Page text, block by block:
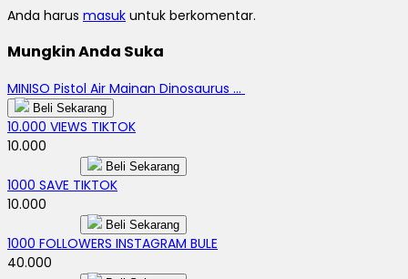
Anda harus masuk untuk berkomentar.
Mungkin Anda Suka
MINISO Pistol Air Mainan Dinosaurus ...
Beli Sekarang
10.000 VIEWS TIKTOK
10.000
Beli Sekarang
1000 SAVE TIKTOK
10.000
Beli Sekarang
1000 FOLLOWERS INSTAGRAM BULE
40.000